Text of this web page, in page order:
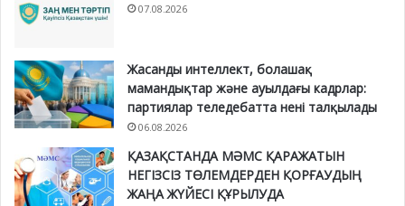
07.08.2026
Жасанды интеллект, болашақ
мамандықтар және ауылдағы кадрлар:
партиялар теледебатта нені талқылады
06.08.2026
ҚАЗАҚСТАНДА МӘМС ҚАРАЖАТЫН
НЕГІЗСІЗ ТӨЛЕМДЕРДЕН ҚОРҒАУДЫҢ
ЖАҢА ЖҮЙЕСІ ҚҰРЫЛУДА